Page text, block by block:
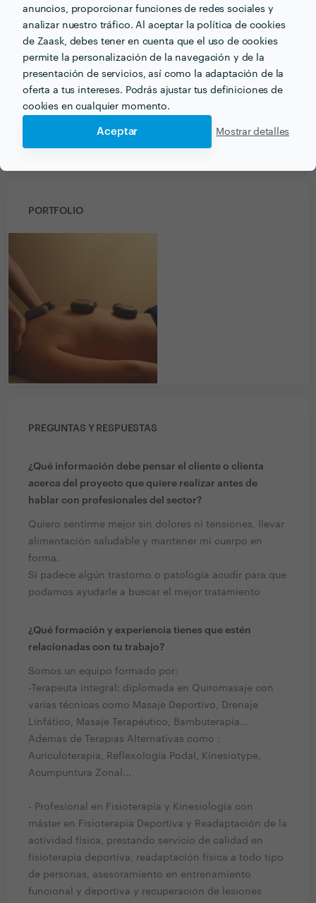
anuncios, proporcionar funciones de redes sociales y
analizar nuestro tráfico. Al aceptar la política de cookies
de Zaask, debes tener en cuenta que el uso de cookies
permite la personalización de la navegación y de la
presentación de servicios, así como la adaptación de la
oferta a tus intereses. Podrás ajustar tus definiciones de
cookies en cualquier momento.
Aceptar Mostrar detalles
mejor forma posible 10/10
Respuesta de Centro de Quiromasaje Baco
28 may. 2019
Gracias por la confianza, estamos siempre
disponibles para brindarte el mejor servicio
PORTFOLIO
PREGUNTAS Y RESPUESTAS
¿Qué información debe pensar el cliente o clienta
acerca del proyecto que quiere realizar antes de
hablar con profesionales del sector?
Quiero sentirme mejor sin dolores ni tensiones, llevar
alimentación saludable y mantener mi cuerpo en
forma.
Si padece algún trastorno o patología acudir para que
podamos ayudarle a buscar el mejor tratamiento
¿Qué formación y experiencia tienes que estén
relacionadas con tu trabajo?
Somos un equipo formado por:
-Terapeuta integral: diplomada en Quiromasaje con
varias técnicas como Masaje Deportivo, Drenaje
Linfático, Masaje Terapéutico, Bambuterapia...
Ademas de Terapias Alternativas como :
Auriculoterapia, Reflexología Podal, Kinesiotype,
Acumpuntura Zonal...
- Profesional en Fisioterapia y Kinesiología con
máster en Fisioterapia Deportiva y Readaptación de la
actividad física, prestando servicio de calidad en
fisioterapia deportiva, readaptación física a todo tipo
de personas, asesoramiento en entrenamiento
funcional y deportiva y recuperación de lesiones